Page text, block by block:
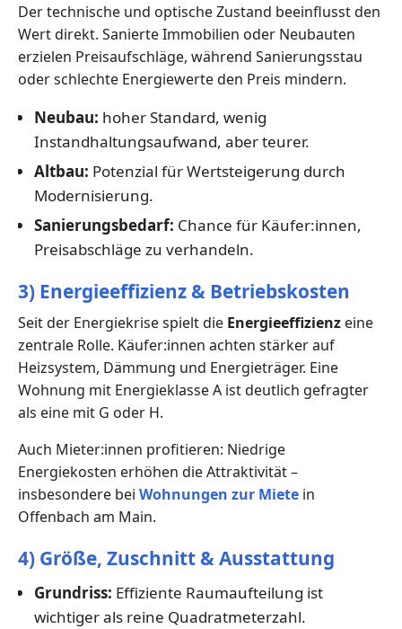
Der technische und optische Zustand beeinflusst den
Wert direkt. Sanierte Immobilien oder Neubauten
erzielen Preisaufschläge, während Sanierungsstau
oder schlechte Energiewerte den Preis mindern.
Neubau: hoher Standard, wenig
Instandhaltungsaufwand, aber teurer.
Altbau: Potenzial für Wertsteigerung durch
Modernisierung.
Sanierungsbedarf: Chance für Käufer:innen,
Preisabschläge zu verhandeln.
3) Energieeffizienz & Betriebskosten
Seit der Energiekrise spielt die Energieeffizienz eine
zentrale Rolle. Käufer:innen achten stärker auf
Heizsystem, Dämmung und Energieträger. Eine
Wohnung mit Energieklasse A ist deutlich gefragter
als eine mit G oder H.
Auch Mieter:innen profitieren: Niedrige
Energiekosten erhöhen die Attraktivität –
insbesondere bei Wohnungen zur Miete in
Offenbach am Main.
4) Größe, Zuschnitt & Ausstattung
Grundriss: Effiziente Raumaufteilung ist
wichtiger als reine Quadratmeterzahl.